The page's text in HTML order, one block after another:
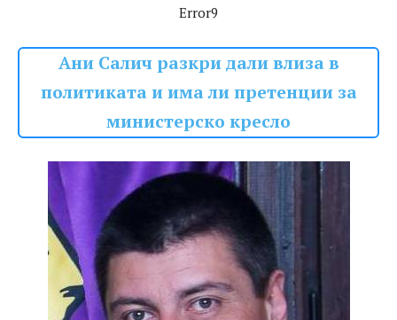
Error9
Ани Салич разкри дали влиза в
политиката и има ли претенции за
министерско кресло